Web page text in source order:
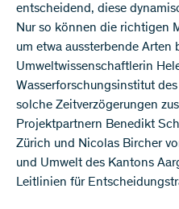
entscheidend, diese
Nur so können die richtigen
um etwa aussterbende Arten
Umweltwissenschaftlerin
Wasserforschungsinstitut
solche Zeitverzögerungen
Projektpartnern Benedikt
Zürich und Nicolas Bircher
und Umwelt des Kantons
Leitlinien für